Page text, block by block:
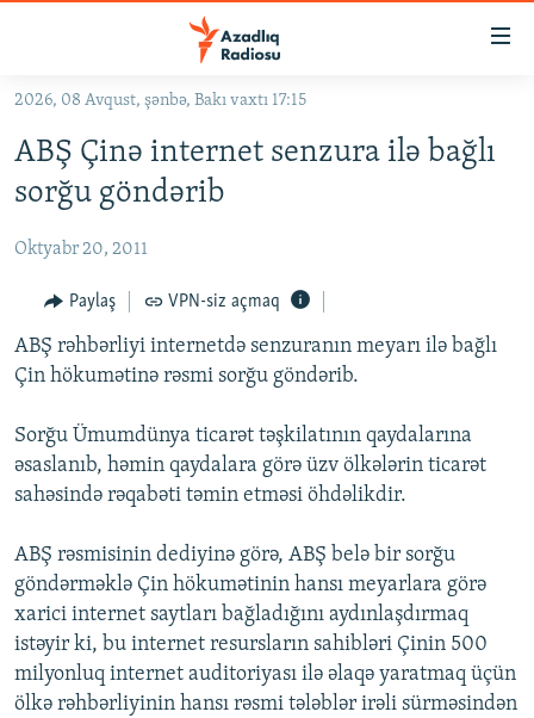
Əsas
qayıt
Əsas
naviqasiyaya
qayıt
#İZAHLA
KORRUPSIOMETR
#ƏSLINDƏ
FƏRQƏ BAX
QANUNI DOĞRU
ARAŞDIRMA
MULTIMEDIA
VIDEO
İNFOQRAFIKA
RADIO ARXIV
AZƏRBAYCAN ƏDƏBIYYATI KITABXANASI
İSLAM VƏ DEMOKRATIYA
İZ - MƏDƏNIYYƏT PROQRAMI
HAQQIMIZDA
MISSIYAMIZ
PEŞƏ ETIKASI VƏ JURNALISTIKA STANDARTLARIMIZ
MATERIALLARIMIZDAN ISTIFADƏ
AZADLIQRADIOSU MOBIL TELEFONUNUZDA
BIZI IZLƏ
RFE/RL-in bütün saytları
2026, 08 Avqust, şənbə, Bakı vaxtı 17:15
ABŞ Çinə internet senzura ilə bağlı
sorğu göndərib
Oktyabr 20, 2011
Paylaş VPN-siz açmaq
ABŞ rəhbərliyi internetdə senzuranın meyarı ilə bağlı
Çin hökumətinə rəsmi sorğu göndərib.
Sorğu Ümumdünya ticarət təşkilatının qaydalarına
əsaslanıb, həmin qaydalara görə üzv ölkələrin ticarət
sahəsində rəqabəti təmin etməsi öhdəlikdir.
ABŞ rəsmisinin dediyinə görə, ABŞ belə bir sorğu
göndərməklə Çin hökumətinin hansı meyarlara görə
xarici internet saytları bağladığını aydınlaşdırmaq
istəyir ki, bu internet resursların sahibləri Çinin 500
milyonluq internet auditoriyası ilə əlaqə yaratmaq üçün
ölkə rəhbərliyinin hansı rəsmi tələblər irəli sürməsindən